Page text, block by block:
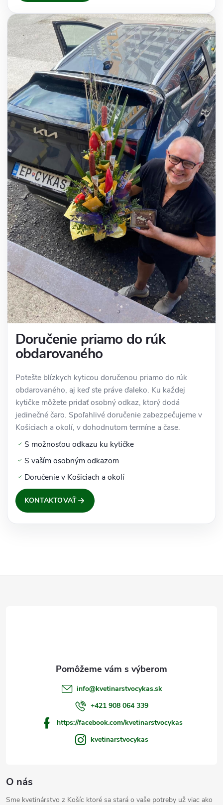
Doručenie priamo do rúk
obdarovaného
Potešte blízkych kyticou doručenou priamo do rúk
obdarovaného, aj keď ste práve ďaleko. Ku každej
kytičke môžete pridať osobný odkaz, ktorý dodá
jedinečné čaro. Spoľahlivé doručenie zabezpečujeme v
Košiciach a okolí, v dohodnutom termíne a čase.
S možnosťou odkazu ku kytičke
S vaším osobným odkazom
Doručenie v Košiciach a okolí
KONTAKTOVAŤ
O nás
Sme kvetinárstvo z Košíc ktoré sa stará o vaše potreby už viac ako
info@kvetinarstvocykas.sk
+421 908 064 339
https://facebook.com/kvetinarstvocykas
kvetinarstvocykas